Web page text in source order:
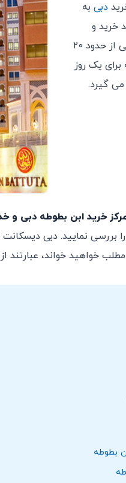
دبی به
خرید و
سرگرمی در امارات است. این مرکز خرید با پذیرایی از حدود 20
یک روز
می گیرد.
خرید ابن بطوطه دبی و
را بررسی نمایید. دبی دیسکانت
خواهید خواند، عبارتند